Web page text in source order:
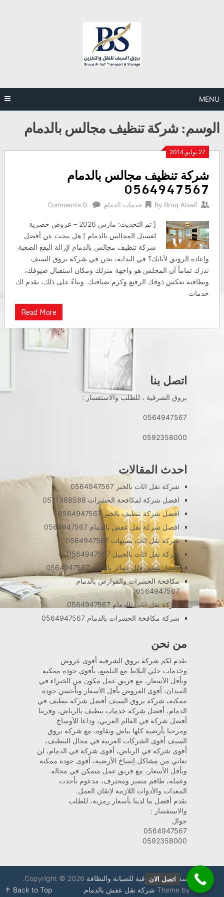
MENU
الوسم:شركة تنظيف مجالس بالدمام
27 يوليو,2014
شركة تنظيف مجالس بالدمام
0564947567
By Broq Alsaif خدمات الدمام 0 Comments
[ تم التحديث: مارس 2026 – عروض حصرية
لغسيل المجالس بالدمام ] هل تبحث عن أفضل
شركة تنظيف مجالس بالدمام لإزالة البقع الصعبة
وإعادة الرونق لأثاثك؟ في البداية، نحن في شركة بروق السيف
ندرك تماماً أن المجلس هو واجهة منزلك ومكان استقبال ضيوفك،
ونظافته تعكس ذوقك الرفيع وكرم ضيافتك. وبناءً على ذلك، نقدم لك
خدمات
Read More
اتصل بنا
بروق الشرقية ، للطلب والاستفسار :
0564947567
0592358000
احدث المقالات
شركة نقل اثاث بالخبر 0564947567
افضل شركة لمكافحة الحشرات 0571368588
افضل شركة تنظيف بالخبر 0564947567
افضل شركة نقل عفش بالدمام 0564947567
شركة نقل اثاث بسيهات 0564947567
شركة نقل اثاث بالجبيل 0564947567
غسيل شقق فلل عمائر بالدمام 0564947567
مكافحة الحشرات والقوارض بالدمام
0564947567
شركة نقل اثاث بالدمام 0564947567
شركة مكافحة الحشرات بالدمام 0564947567
من نحن
تقدم لكم شركة بروق الشرقية أقوى عروض
وخدمات جلي البلاط مع التلميع، بأقوى جودة ممكنة
وبأقل الأسعار، مع فريق عمل مكون من الخبراء في
الميدان، أقوى العروض بأقل الأسعار وبأحسن جودة
ممكنة، شركة بروق السيف أفضل شركة تنظيف في
الدمام، أفضل شركة خدمات تنظيف بالرياض، وقريبا
أفضل شركة في العالم العربي، وداعا للأوساخ
ومرحبا بأرضية كلها بياض ونقاوة، مع شركة بروق
السيف أقوى الشركات العربية في مجال التنظيف،
أقوى شركة في الرياض، أقوى شركة في الدمام، لن
تعاني من مشاكل إتساخ الأرضية، أقوى جودة ممكنة
وبأقل الأسعار، مع فريق عمل متمكن في مجاله
وعمله، طاقم متميز ومحترف، مدعوم بأحدث
المعدات والأدوات اللازمة لإتقان العمل.
نقدم أفضل ما لدينا بأسعار رمزية، للطلب
والاستفسار :
جوال
0564947567
0592358000
مؤسسة بروق الشرقية للصيانة والنظافة
Theme by شركة نقل عفش بالدمام.
Back to Top ↑
اتصل الان